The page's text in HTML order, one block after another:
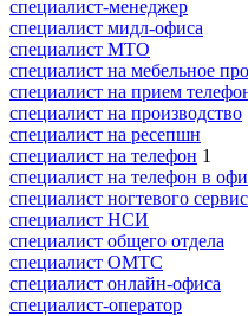
специалист-менеджер
специалист мидл-офиса
специалист МТО
специалист на мебельное
специалист на прием
специалист на производство
специалист на ресепшн
специалист на телефон 1
специалист на телефон в
специалист ногтевого
специалист НСИ
специалист общего отдела
специалист ОМТС
специалист онлайн-офиса
специалист-оператор